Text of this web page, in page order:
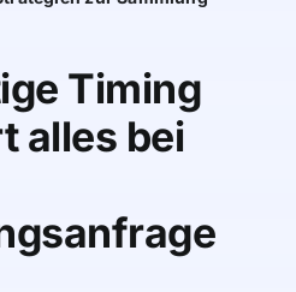
Timing
alles bei